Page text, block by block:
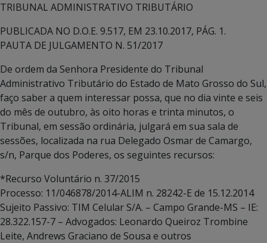
TRIBUNAL ADMINISTRATIVO TRIBUTÁRIO
PUBLICADA NO D.O.E. 9.517, EM 23.10.2017, PÁG. 1.
PAUTA DE JULGAMENTO N. 51/2017
De ordem da Senhora Presidente do Tribunal
Administrativo Tributário do Estado de Mato Grosso do Sul,
faço saber a quem interessar possa, que no dia vinte e seis
do mês de outubro, às oito horas e trinta minutos, o
Tribunal, em sessão ordinária, julgará em sua sala de
sessões, localizada na rua Delegado Osmar de Camargo,
s/n, Parque dos Poderes, os seguintes recursos:
*Recurso Voluntário n. 37/2015
Processo: 11/046878/2014-ALIM n. 28242-E de 15.12.2014
Sujeito Passivo: TIM Celular S/A. – Campo Grande-MS – IE:
28.322.157-7 – Advogados: Leonardo Queiroz Trombine
Leite, Andrews Graciano de Sousa e outros